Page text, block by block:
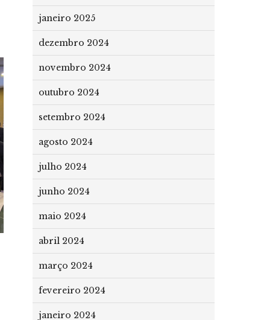
janeiro 2025
dezembro 2024
novembro 2024
outubro 2024
setembro 2024
agosto 2024
julho 2024
junho 2024
maio 2024
abril 2024
março 2024
fevereiro 2024
janeiro 2024